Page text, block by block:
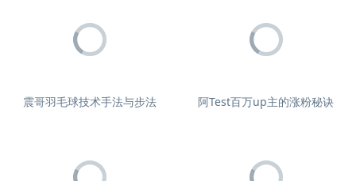
震哥羽毛球技术手法与步法 阿Test百万up主的涨粉秘诀